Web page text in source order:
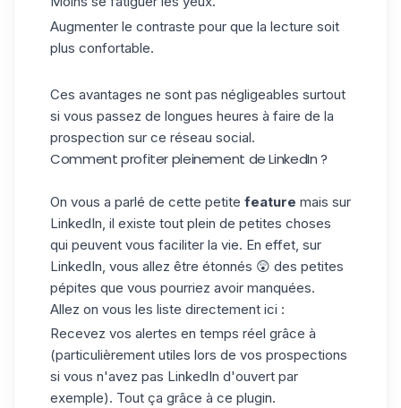
Augmenter le contraste pour que la lecture soit
plus confortable.
Ces avantages ne sont pas négligeables surtout
si vous passez de longues heures à faire de la
prospection sur ce réseau social.
Comment profiter pleinement de LinkedIn ?
On vous a parlé de cette petite feature mais sur
LinkedIn, il existe tout plein de petites choses
qui peuvent vous faciliter la vie. En effet, sur
LinkedIn, vous allez être étonnés 😲 des petites
pépites que vous pourriez avoir manquées.
Allez on vous les liste directement ici :
Recevez vos alertes en temps réel grâce à
(particulièrement utiles lors de vos prospections
si vous n'avez pas LinkedIn d'ouvert par
exemple). Tout ça grâce à ce plugin.